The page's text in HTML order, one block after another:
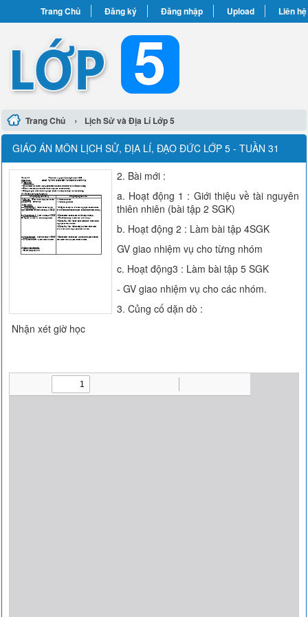
Trang Chủ Đăng ký Đăng nhập Upload Liên hệ
Trang Chủ › Lịch Sử và Địa Lí Lớp 5
GIÁO ÁN MÔN LỊCH SỬ, ĐỊA LÍ, ĐẠO ĐỨC LỚP 5 - TUẦN 31
2. Bài mới :
a. Hoạt động 1 : Giới thiệu về tài nguyên
thiên nhiên (bài tập 2 SGK)
b. Hoạt động 2 : Làm bài tập 4SGK
GV giao nhiệm vụ cho từng nhóm
c. Hoạt động3 : Làm bài tập 5 SGK
- GV giao nhiệm vụ cho các nhóm.
3. Củng cố dặn dò :
Nhận xét giờ học